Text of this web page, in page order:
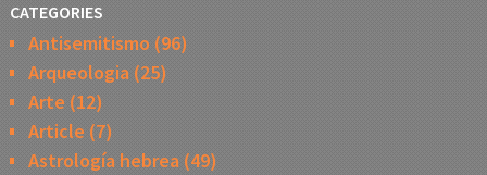
CATEGORIES
Antisemitismo (96)
Arqueologia(25)
Arte (12)
Article (7)
Astrología hebrea(49)